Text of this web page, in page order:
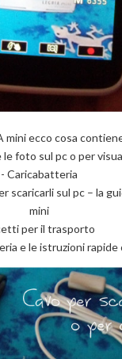
mini ecco cosa
le foto sul pc o per
- Caricabatteria
scaricarli sul pc – la
mini
per il trasporto
e le istruzioni rapide